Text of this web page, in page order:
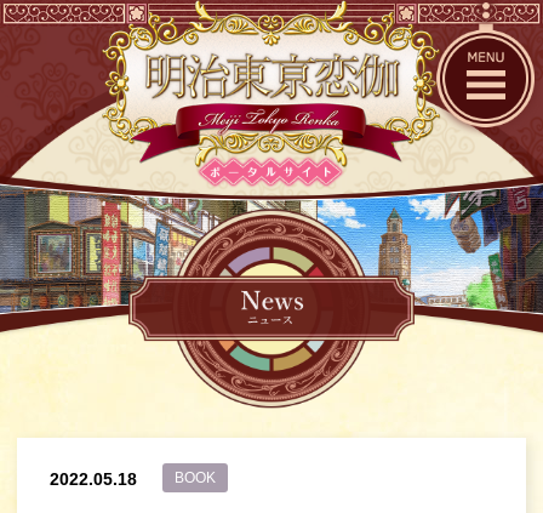
2022.05.18 BOOK